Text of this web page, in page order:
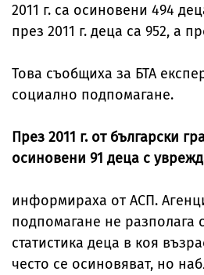
2011 г. са осиновени 494
през 2011 г. деца са 952, а
Това съобщиха за БТА
социално подпомагане.
През 2011 г. от български
осиновени 91 деца с
информираха от АСП.
подпомагане не разполага
статистика деца в коя
често се осиновяват, но